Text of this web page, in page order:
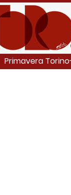
Primavera